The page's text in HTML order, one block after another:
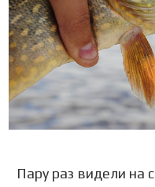
Пару раз видели на